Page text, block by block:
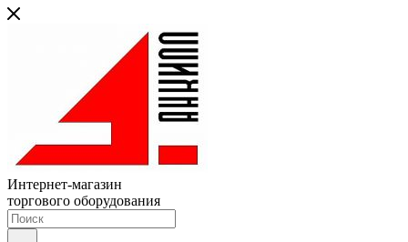
Интернет-магазин
торгового оборудования